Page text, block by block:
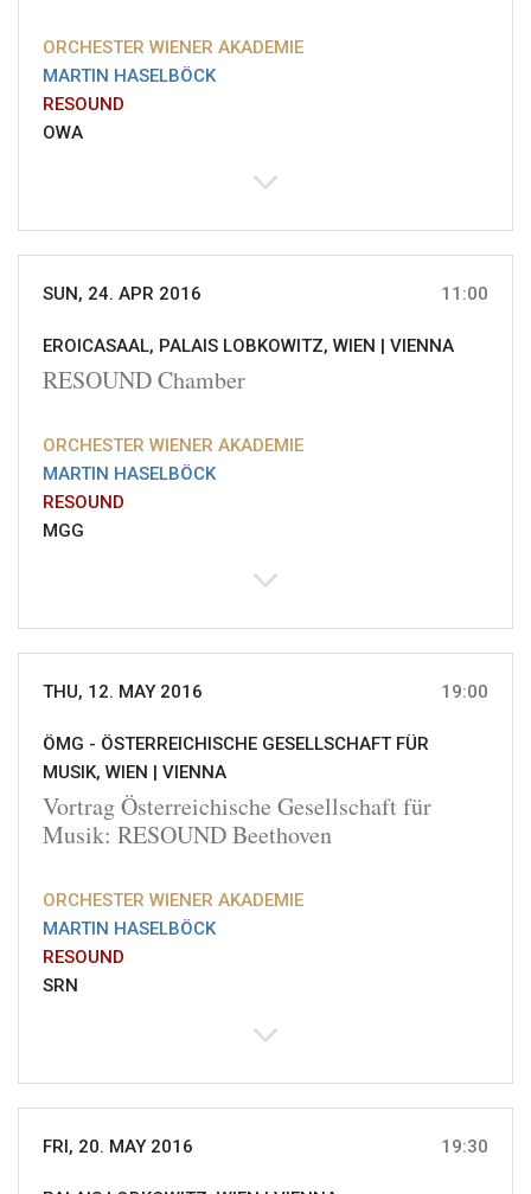
ORCHESTER WIENER AKADEMIE
MARTIN HASELBÖCK
RESOUND
OWA
SUN, 24. APR 2016 11:00
EROICASAAL, PALAIS LOBKOWITZ, WIEN | VIENNA
RESOUND Chamber
ORCHESTER WIENER AKADEMIE
MARTIN HASELBÖCK
RESOUND
MGG
THU, 12. MAY 2016 19:00
ÖMG - ÖSTERREICHISCHE GESELLSCHAFT FÜR
MUSIK, WIEN | VIENNA
Vortrag Österreichische Gesellschaft für
Musik: RESOUND Beethoven
ORCHESTER WIENER AKADEMIE
MARTIN HASELBÖCK
RESOUND
SRN
FRI, 20. MAY 2016 19:30